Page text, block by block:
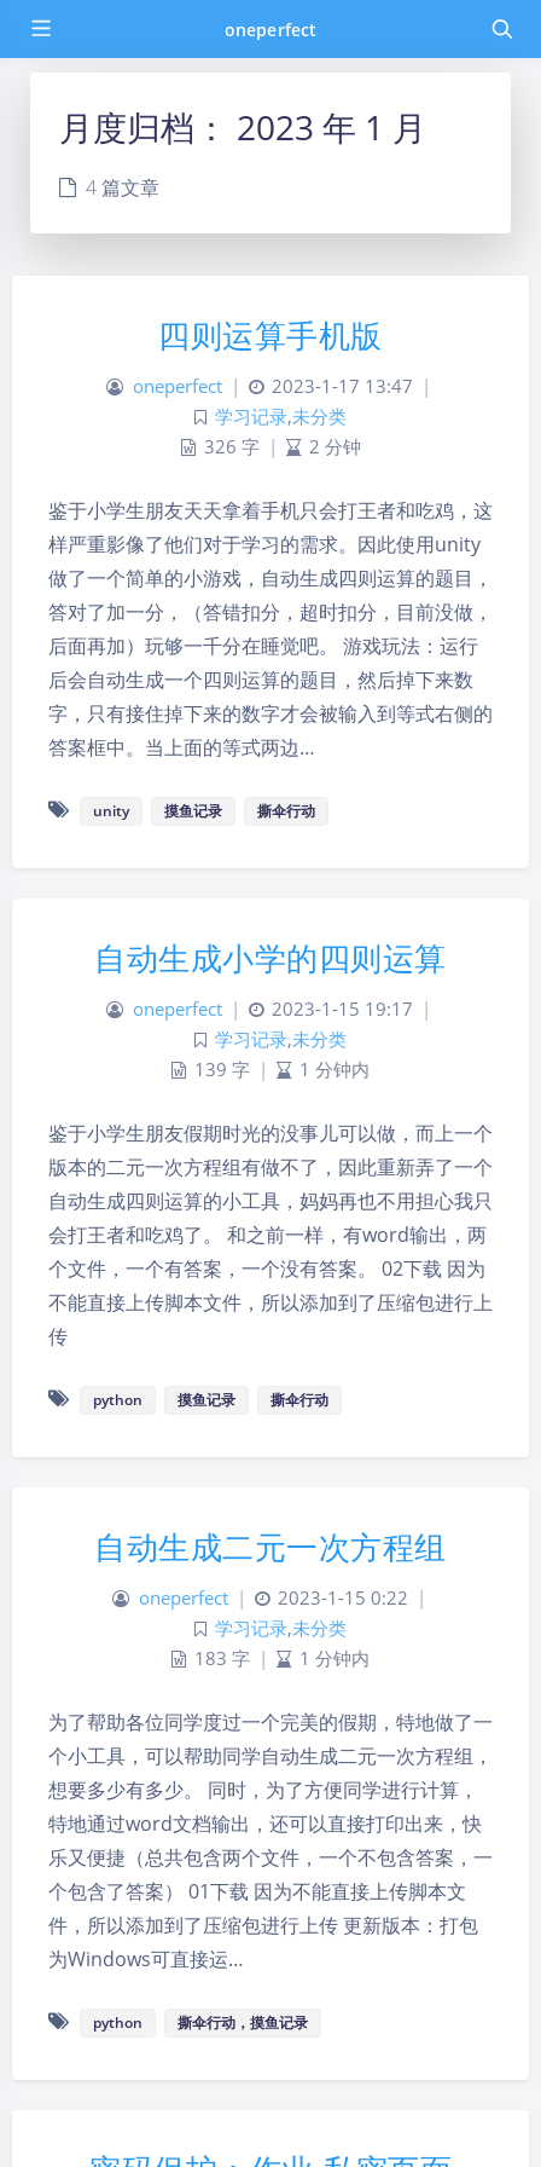
oneperfect
月度归档： 2023 年 1 月
4 篇文章
四则运算手机版
oneperfect | 2023-1-17 13:47 |
学习记录,未分类
326 字 | 2 分钟
鉴于小学生朋友天天拿着手机只会打王者和吃鸡，这
样严重影像了他们对于学习的需求。因此使用unity
做了一个简单的小游戏，自动生成四则运算的题目，
答对了加一分，（答错扣分，超时扣分，目前没做，
后面再加）玩够一千分在睡觉吧。 游戏玩法：运行
后会自动生成一个四则运算的题目，然后掉下来数
字，只有接住掉下来的数字才会被输入到等式右侧的
答案框中。当上面的等式两边…
unity 摸鱼记录 撕伞行动
自动生成小学的四则运算
oneperfect | 2023-1-15 19:17 |
学习记录,未分类
139 字 | 1 分钟内
鉴于小学生朋友假期时光的没事儿可以做，而上一个
版本的二元一次方程组有做不了，因此重新弄了一个
自动生成四则运算的小工具，妈妈再也不用担心我只
会打王者和吃鸡了。 和之前一样，有word输出，两
个文件，一个有答案，一个没有答案。 02下载 因为
不能直接上传脚本文件，所以添加到了压缩包进行上
传
python 摸鱼记录 撕伞行动
自动生成二元一次方程组
oneperfect | 2023-1-15 0:22 |
学习记录,未分类
183 字 | 1 分钟内
为了帮助各位同学度过一个完美的假期，特地做了一
个小工具，可以帮助同学自动生成二元一次方程组，
想要多少有多少。 同时，为了方便同学进行计算，
特地通过word文档输出，还可以直接打印出来，快
乐又便捷（总共包含两个文件，一个不包含答案，一
个包含了答案） 01下载 因为不能直接上传脚本文
件，所以添加到了压缩包进行上传 更新版本：打包
为Windows可直接运…
python 撕伞行动，摸鱼记录